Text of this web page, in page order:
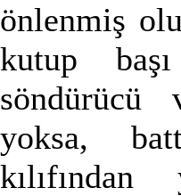
önlenmiş
kutup başı
söndürücü
yoksa,
kılıfından